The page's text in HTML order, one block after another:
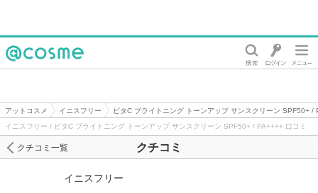
アットコスメ イニスフリー
ビタC ブライトニング トーンアップ サンスクリーン SPF50+ /
イニスフリー / ビタC ブライトニング トーンアップ サンスクリーン SPF50+ / PA++++ 口コミ
クチコミ
クチコミ一覧
イニスフリー